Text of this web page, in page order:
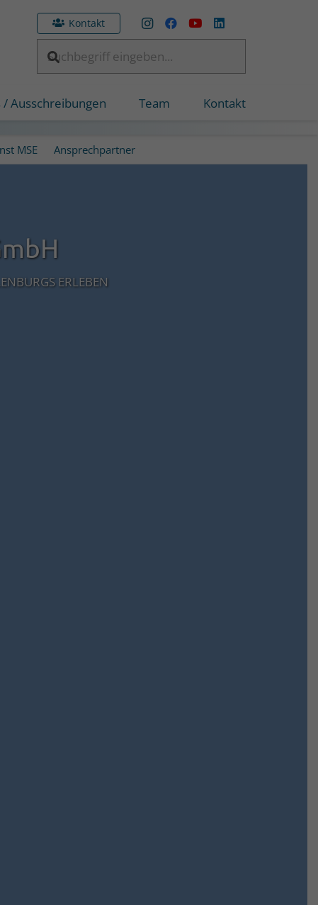
Kontakt
/ Ausschreibungen Team Kontakt
MSE Ansprechpartner
ERLEBEN